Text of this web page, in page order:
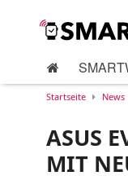
Startseite News
ASUS
MIT